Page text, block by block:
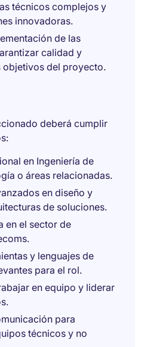
técnicos complejos y
innovadoras.
de las
calidad y
objetivos del proyecto.
deberá cumplir
en Ingeniería de
o áreas relacionadas.
en diseño y
de soluciones.
en el sector de
y lenguajes de
para el rol.
en equipo y liderar
para
técnicos y no